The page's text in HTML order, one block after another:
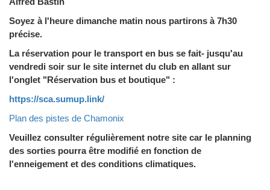
Soyez à l'heure dimanche matin nous partirons à 7h30
précise.
La réservation pour le transport en bus se fait- jusqu'au
vendredi soir sur le site internet du club en allant sur
l'onglet "Réservation bus et boutique" :
https://sca.sumup.link/
Plan des pistes de Chamonix
Veuillez consulter régulièrement notre site car le planning
des sorties pourra être modifié en fonction de
l'enneigement et des conditions climatiques.